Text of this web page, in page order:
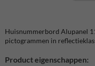
Huisnummerbord Alupanel
pictogrammen in
Product eigenschappen: